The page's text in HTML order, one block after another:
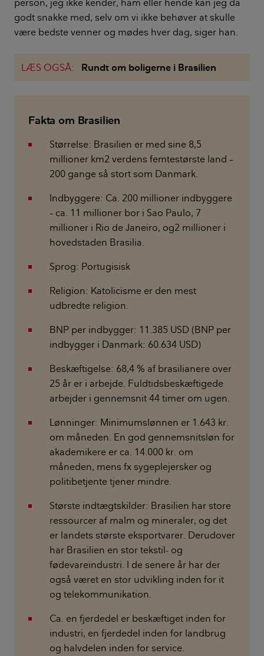
godt snakke med, selv om vi ikke behøver at skulle
være bedste venner og mødes hver dag, siger han.
LÆS OGSÅ: Rundt om boligerne i Brasilien
Fakta om Brasilien
Størrelse: Brasilien er med sine 8,5
millioner km2 verdens femtestørste land –
200 gange så stort som Danmark.
Indbyggere: Ca. 200 millioner indbyggere
– ca. 11 millioner bor i Sao Paulo, 7
millioner i Rio de Janeiro, og2 millioner i
hovedstaden Brasilia.
Sprog: Portugisisk
Religion: Katolicisme er den mest
udbredte religion.
BNP per indbygger: 11.385 USD (BNP per
indbygger i Danmark: 60.634 USD)
Beskæftigelse: 68,4 % af brasilianere over
25 år er i arbejde. Fuldtidsbeskæftigede
arbejder i gennemsnit 44 timer om ugen.
Lønninger: Minimumslønnen er 1.643 kr.
om måneden. En god gennemsnitsløn for
akademikere er ca. 14.000 kr. om
måneden, mens fx sygeplejersker og
politibetjente tjener mindre.
Største indtægtskilder: Brasilien har store
ressourcer af malm og mineraler, og det
er landets største eksportvarer. Derudover
har Brasilien en stor tekstil- og
fødevareindustri. I de senere år har der
også været en stor udvikling inden for it
og telekommunikation.
Ca. en fjerdedel er beskæftiget inden for
industri, en fjerdedel inden for landbrug
og halvdelen inden for service.